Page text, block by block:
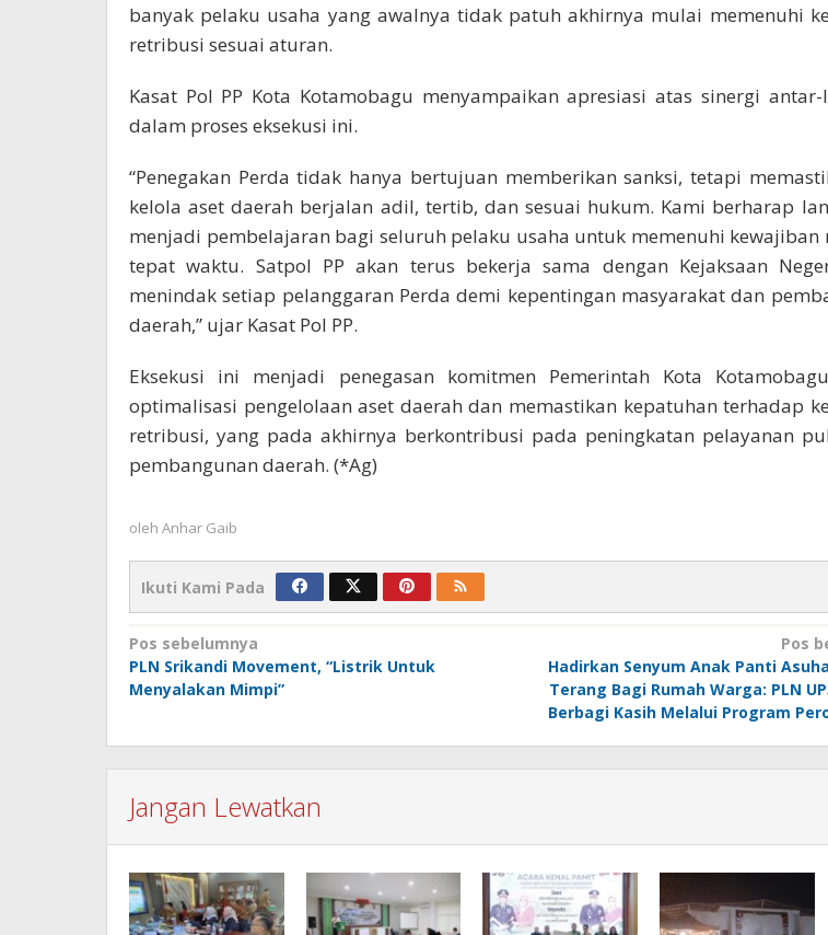
banyak pelaku usaha yang awalnya tidak patuh akhirnya mulai memenuhi
retribusi sesuai aturan.
Kasat Pol PP Kota Kotamobagu menyampaikan apresiasi atas sinergi antar-
dalam proses eksekusi ini.
“Penegakan Perda tidak hanya bertujuan memberikan sanksi, tetapi
kelola aset daerah berjalan adil, tertib, dan sesuai hukum. Kami berharap
menjadi pembelajaran bagi seluruh pelaku usaha untuk memenuhi kewajiban
tepat waktu. Satpol PP akan terus bekerja sama dengan Kejaksaan
menindak setiap pelanggaran Perda demi kepentingan masyarakat dan
daerah,” ujar Kasat Pol PP.
Eksekusi ini menjadi penegasan komitmen Pemerintah Kota
optimalisasi pengelolaan aset daerah dan memastikan kepatuhan terhadap
retribusi, yang pada akhirnya berkontribusi pada peningkatan pelayanan
pembangunan daerah. (*Ag)
oleh Anhar Gaib
Ikuti Kami Pada
Navigasi
pos
Pos sebelumnya
PLN Srikandi Movement, “Listrik Untuk
Menyalakan Mimpi”
Pos
Hadirkan Senyum Anak Panti
Terang Bagi Rumah Warga: PLN
Berbagi Kasih Melalui Program
Jangan Lewatkan